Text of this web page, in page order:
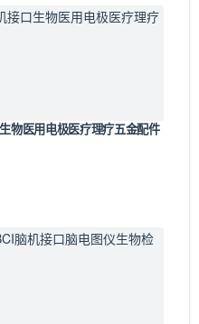
物医用电极医疗理疗五金配件